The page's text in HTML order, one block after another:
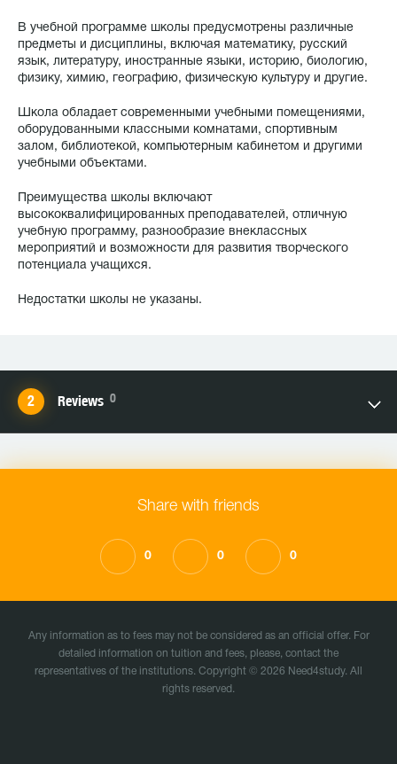
В учебной программе школы предусмотрены различные
предметы и дисциплины, включая математику, русский
язык, литературу, иностранные языки, историю, биологию,
физику, химию, географию, физическую культуру и другие.
Школа обладает современными учебными помещениями,
оборудованными классными комнатами, спортивным
залом, библиотекой, компьютерным кабинетом и другими
учебными объектами.
Преимущества школы включают
высококвалифицированных преподавателей, отличную
учебную программу, разнообразие внеклассных
мероприятий и возможности для развития творческого
потенциала учащихся.
Недостатки школы не указаны.
Reviews 0
Share with friends
0 0 0
Any information as to fees may not be considered as an official offer. For
detailed information on tuition and fees, please, contact the
representatives of the institutions. Copyright © 2026 Need4study. All
rights reserved.